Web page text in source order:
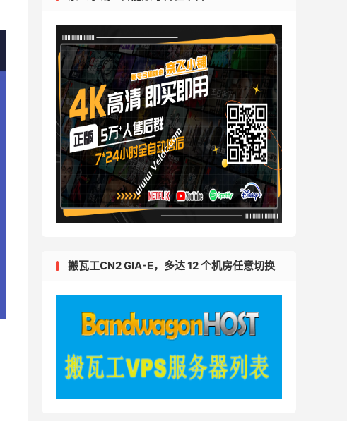
搬瓦工CN2 GIA-E，多达 12 个机房任意切换